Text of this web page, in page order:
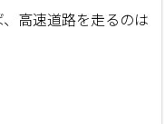
高速道路を走るのは